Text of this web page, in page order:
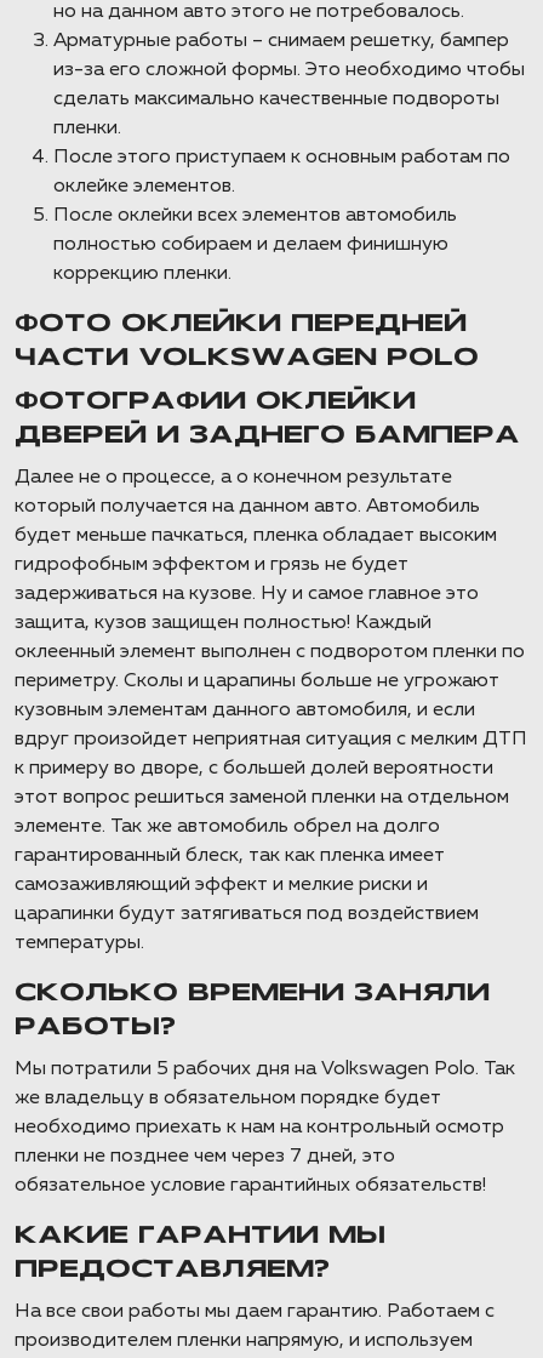
но на данном авто этого не потребовалось.
Арматурные работы – снимаем решетку, бампер
из-за его сложной формы. Это необходимо чтобы
сделать максимально качественные подвороты
пленки.
После этого приступаем к основным работам по
оклейке элементов.
После оклейки всех элементов автомобиль
полностью собираем и делаем финишную
коррекцию пленки.
ФОТО ОКЛЕЙКИ ПЕРЕДНЕЙ
ЧАСТИ VOLKSWAGEN POLO
ФОТОГРАФИИ ОКЛЕЙКИ
ДВЕРЕЙ И ЗАДНЕГО БАМПЕРА
Далее не о процессе, а о конечном результате
который получается на данном авто. Автомобиль
будет меньше пачкаться, пленка обладает высоким
гидрофобным эффектом и грязь не будет
задерживаться на кузове. Ну и самое главное это
защита, кузов защищен полностью! Каждый
оклеенный элемент выполнен с подворотом пленки по
периметру. Сколы и царапины больше не угрожают
кузовным элементам данного автомобиля, и если
вдруг произойдет неприятная ситуация с мелким ДТП
к примеру во дворе, с большей долей вероятности
этот вопрос решиться заменой пленки на отдельном
элементе. Так же автомобиль обрел на долго
гарантированный блеск, так как пленка имеет
самозаживляющий эффект и мелкие риски и
царапинки будут затягиваться под воздействием
температуры.
СКОЛЬКО ВРЕМЕНИ ЗАНЯЛИ
РАБОТЫ?
Мы потратили 5 рабочих дня на Volkswagen Polo. Так
же владельцу в обязательном порядке будет
необходимо приехать к нам на контрольный осмотр
пленки не позднее чем через 7 дней, это
обязательное условие гарантийных обязательств!
КАКИЕ ГАРАНТИИ МЫ
ПРЕДОСТАВЛЯЕМ?
На все свои работы мы даем гарантию. Работаем с
производителем пленки напрямую, и используем